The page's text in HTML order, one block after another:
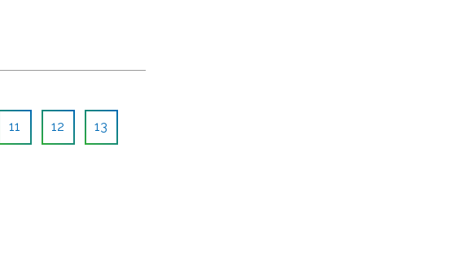
11 12 13